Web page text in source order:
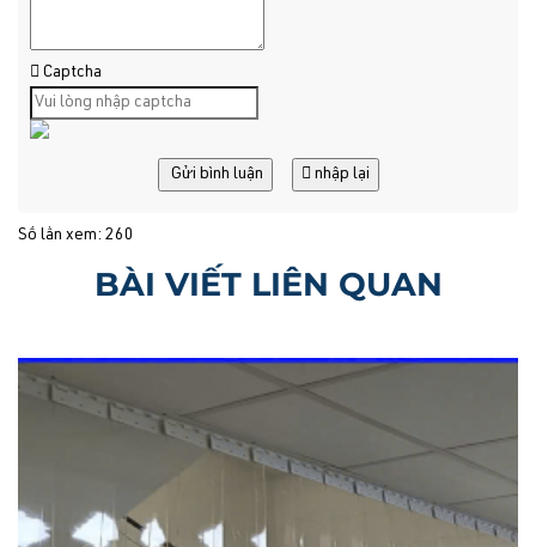
Captcha
Gửi bình luận nhập lại
Số lần xem: 260
BÀI VIẾT LIÊN QUAN